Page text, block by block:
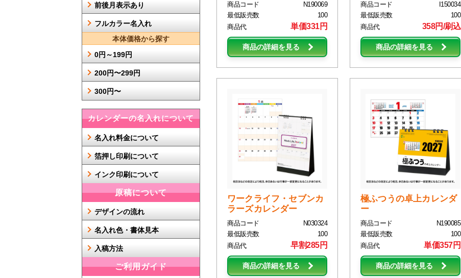
商品コード
N190069
最低販売数
100
商品代
単価331円
商品の詳細を見る
商品コード
I150034
最低販売数
100
商品代
358円/刷込
商品の詳細を見る
ワークライフ・セブンカ
ラーズカレンダー
商品コード
N030324
最低販売数
100
商品代
早割285円
商品の詳細を見る
極ふつうの卓上カレンダ
ー
商品コード
N190085
最低販売数
100
商品代
単価357円
商品の詳細を見る
前後月表示あり
フルカラー名入れ
本体価格から探す
0円～199円
200円〜299円
300円〜
カレンダーの名入れについて
名入れ料金について
箔押し印刷について
インク印刷について
原稿について
デザインの流れ
名入れ色・書体見本
入稿方法
ご利用ガイド